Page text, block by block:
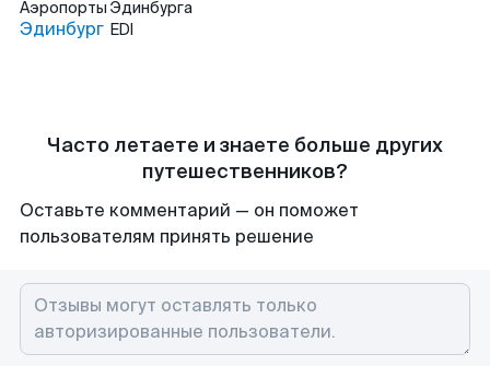
Аэропорты Эдинбурга
Эдинбург EDI
Часто летаете и знаете больше других
путешественников?
Оставьте комментарий — он поможет
пользователям принять решение